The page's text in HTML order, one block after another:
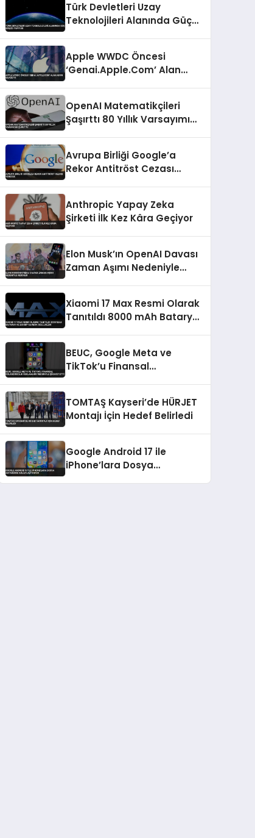
Türk Devletleri Uzay
Teknolojileri Alanında Güç
Apple WWDC Öncesi
‘Genai.Apple.Com’ Alan
OpenAI Matematikçileri
Şaşırttı 80 Yıllık Varsayımı
Avrupa Birliği Google’a
Rekor Antitröst Cezası
Anthropic Yapay Zeka
Şirketi İlk Kez Kâra Geçiyor
Elon Musk’ın OpenAI Davası
Zaman Aşımı Nedeniyle
Xiaomi 17 Max Resmi Olarak
Tanıtıldı 8000 mAh Batarya
BEUC, Google Meta ve
TikTok’u Finansal
TOMTAŞ Kayseri’de HÜRJET
Montajı İçin Hedef Belirledi
Google Android 17 ile
iPhone’lara Dosya